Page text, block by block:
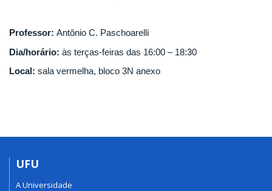
Professor: Antônio C. Paschoarelli
Dia/horário: às terças-feiras das 16:00 – 18:30
Local: sala vermelha, bloco 3N anexo
UFU
A Universidade